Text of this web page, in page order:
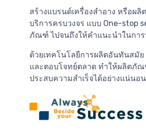
สร้างแบรนด์เครื่องสำอาง หรือผ
บริการครบวงจร แบบ One-stop
ภัณฑ์ ไปจนถึงให้คำแนะนำในกา
ด้วยเทคโนโลยีการผลิตอันทันสมั
และตอบโจทย์ตลาด ทำให้ผลิตภั
ประสบความสำเร็จได้อย่างแน่นอน